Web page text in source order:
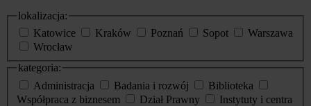
lokalizacja:
Katowice
Kraków Poznań Sopot
Warszawa
Wrocław
kategoria:
Administracja
Badania i rozwój
Biblioteka
Współpraca z biznesem
Dział Prawny
Instytuty i centra